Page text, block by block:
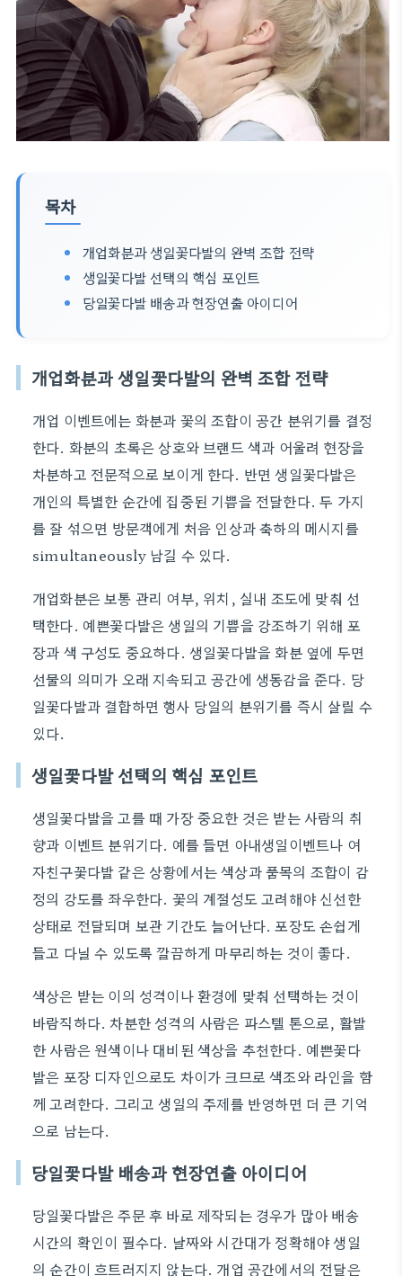
목차
개업화분과 생일꽃다발의 완벽 조합 전략
생일꽃다발 선택의 핵심 포인트
당일꽃다발 배송과 현장연출 아이디어
개업화분과 생일꽃다발의 완벽 조합 전략
개업 이벤트에는 화분과 꽃의 조합이 공간 분위기를 결정
한다. 화분의 초록은 상호와 브랜드 색과 어울려 현장을
차분하고 전문적으로 보이게 한다. 반면 생일꽃다발은
개인의 특별한 순간에 집중된 기쁨을 전달한다. 두 가지
를 잘 섞으면 방문객에게 처음 인상과 축하의 메시지를
simultaneously 남길 수 있다.
개업화분은 보통 관리 여부, 위치, 실내 조도에 맞춰 선
택한다. 예쁜꽃다발은 생일의 기쁨을 강조하기 위해 포
장과 색 구성도 중요하다. 생일꽃다발을 화분 옆에 두면
선물의 의미가 오래 지속되고 공간에 생동감을 준다. 당
일꽃다발과 결합하면 행사 당일의 분위기를 즉시 살릴 수
있다.
생일꽃다발 선택의 핵심 포인트
생일꽃다발을 고를 때 가장 중요한 것은 받는 사람의 취
향과 이벤트 분위기다. 예를 들면 아내생일이벤트나 여
자친구꽃다발 같은 상황에서는 색상과 품목의 조합이 감
정의 강도를 좌우한다. 꽃의 계절성도 고려해야 신선한
상태로 전달되며 보관 기간도 늘어난다. 포장도 손쉽게
들고 다닐 수 있도록 깔끔하게 마무리하는 것이 좋다.
색상은 받는 이의 성격이나 환경에 맞춰 선택하는 것이
바람직하다. 차분한 성격의 사람은 파스텔 톤으로, 활발
한 사람은 원색이나 대비된 색상을 추천한다. 예쁜꽃다
발은 포장 디자인으로도 차이가 크므로 색조와 라인을 함
께 고려한다. 그리고 생일의 주제를 반영하면 더 큰 기억
으로 남는다.
당일꽃다발 배송과 현장연출 아이디어
당일꽃다발은 주문 후 바로 제작되는 경우가 많아 배송
시간의 확인이 필수다. 날짜와 시간대가 정확해야 생일
의 순간이 흐트러지지 않는다. 개업 공간에서의 전달은